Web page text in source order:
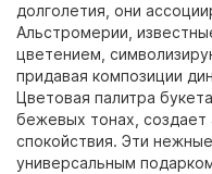
долголетия, они
Альстромерии,
цветением,
придавая композиции
Цветовая палитра
бежевых тонах, создает
спокойствия. Эти
универсальным